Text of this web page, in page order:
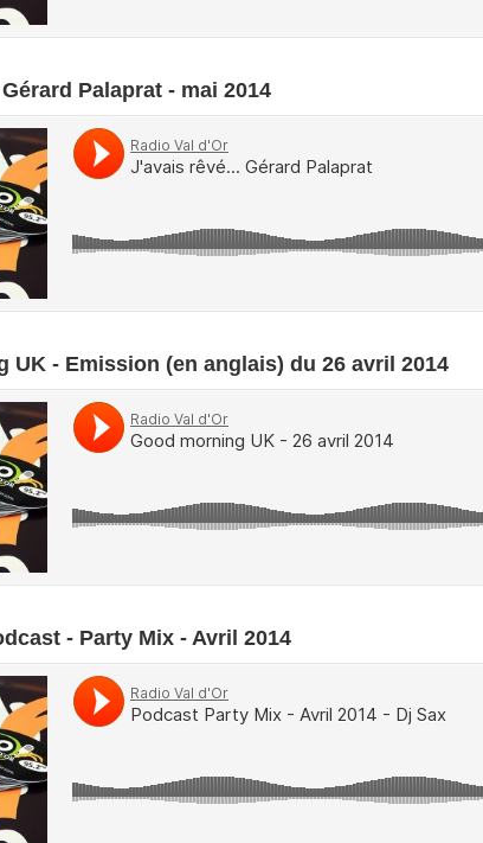
Palaprat - mai 2014
UK - Emission (en anglais) du 26 avril 2014
- Party Mix - Avril 2014